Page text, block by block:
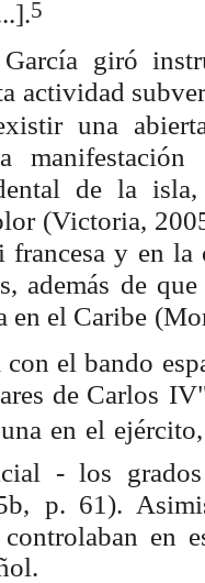
5
giró
actividad
una
manifestación
de la isla,
(Victoria,
francesa y en la
además de
en el Caribe
con el bando
de Carlos
en el ejército,
- los grados
p. 61).
en